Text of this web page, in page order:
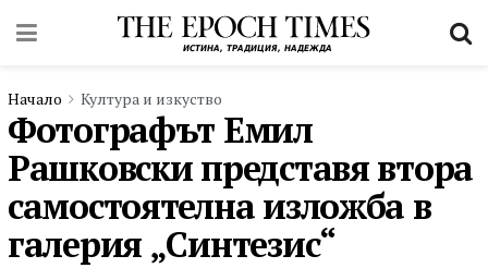
Начало Култура и изкуство
Фотографът Емил
Рашковски представя втора
самостоятелна изложба в
галерия „Синтезис“